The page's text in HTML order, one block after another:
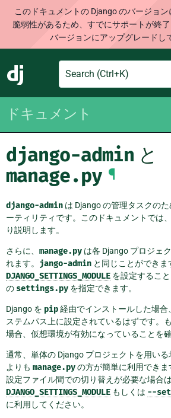
このドキュメントの Django のバージョ
脆弱性があるため、すでにサポートが終
バージョンにアップグレードし
Django
Search
ドキュメント
django-admin と
manage.py ¶
django-admin は Django の管理タスクの
ーティリティです。このドキュメントでは
り説明します。
さらに、 manage.py は各 Django プロジェ
れます。 jango-admin と同じことができま
DJANGO_SETTINGS_MODULE を設定するこ
の settings.py を指定できます。
Django を pip経由でインストールした場合
ステムパス上に設定されているはずです。
場合、仮想環境が有効になっていることを
通常、単体の Django プロジェクトを用いる
よりも manage.pyの方が簡単に利用でき
設定ファイル間での切り替えが必要な場合は
DJANGO_SETTINGS_MODULE もしくは --
に利用してください。